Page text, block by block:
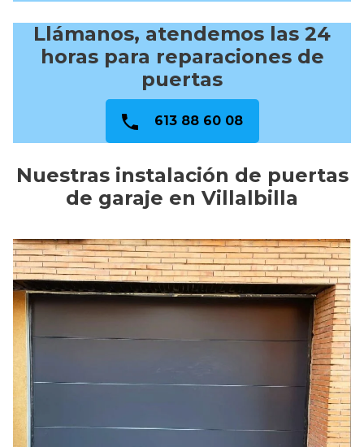
Llámanos, atendemos las 24
horas para reparaciones de
puertas
613 88 60 08
Nuestras instalación de puertas
de garaje en Villalbilla